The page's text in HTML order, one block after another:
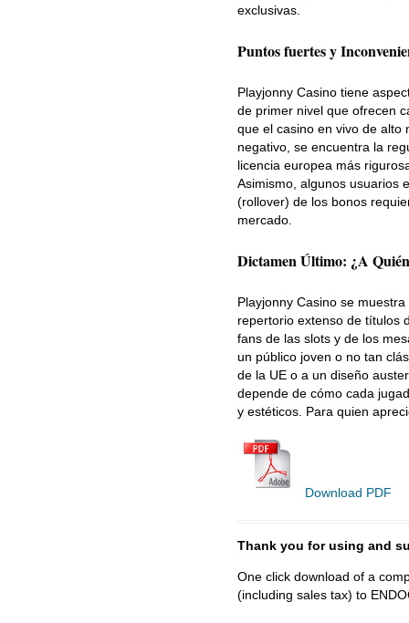
exclusivas.
Puntos fuertes y
Playjonny Casino tiene
de primer nivel que ofrecen
que el casino en vivo de alto
negativo, se encuentra la
licencia europea más
Asimismo, algunos usuarios
(rollover) de los bonos
mercado.
Dictamen Último: ¿A
Playjonny Casino se
repertorio extenso de títulos
fans de las slots y de los
un público joven o no tan
de la UE o a un diseño
depende de cómo cada
y estéticos. Para quien
Download PDF
Thank you for using and
One click download of a
(including sales tax) to